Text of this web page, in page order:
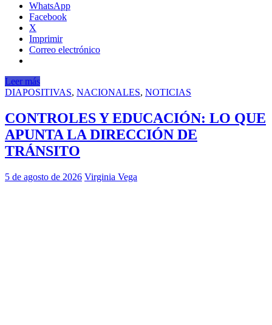
WhatsApp
Facebook
X
Imprimir
Correo electrónico
Leer más
DIAPOSITIVAS, NACIONALES, NOTICIAS
CONTROLES Y EDUCACIÓN: LO QUE
APUNTA LA DIRECCIÓN DE
TRÁNSITO
5 de agosto de 2026 Virginia Vega